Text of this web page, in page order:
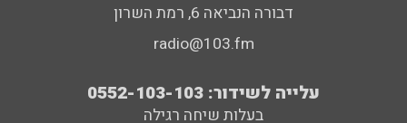
דבורה הנביאה 6, רמת השרון
radio@103.fm
עלייה לשידור: 0552-103-103
בעלות שיחה רגילה